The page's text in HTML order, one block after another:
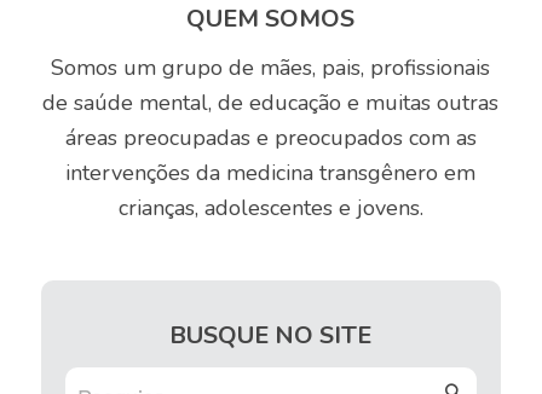
QUEM SOMOS
Somos um grupo de mães, pais, profissionais
de saúde mental, de educação e muitas outras
áreas preocupadas e preocupados com as
intervenções da medicina transgênero em
crianças, adolescentes e jovens.
BUSQUE NO SITE